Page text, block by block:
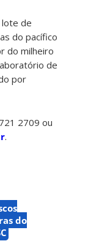
lote de
do pacífico
do milheiro
de
por
2709 ou
.
do